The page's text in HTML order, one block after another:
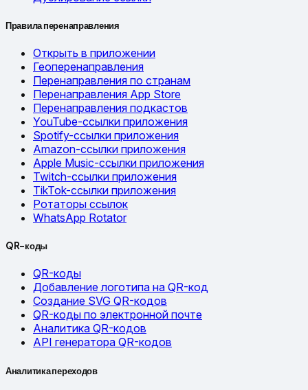
Правила перенаправления
Открыть в приложении
Геоперенаправления
Перенаправления по странам
Перенаправления App Store
Перенаправления подкастов
YouTube-ссылки приложения
Spotify-ссылки приложения
Amazon-ссылки приложения
Apple Music-ссылки приложения
Twitch-ссылки приложения
TikTok-ссылки приложения
Ротаторы ссылок
WhatsApp Rotator
QR-коды
QR-коды
Добавление логотипа на QR-код
Создание SVG QR-кодов
QR-коды по электронной почте
Аналитика QR-кодов
API генератора QR-кодов
Аналитика переходов